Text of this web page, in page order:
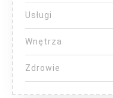
Usługi
Wnętrza
Zdrowie